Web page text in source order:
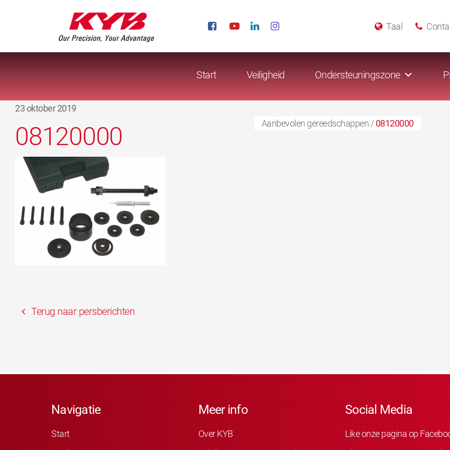
Taal
Start Veiligheid Ondersteuningszone
Aanbevolen gereedschappen /08120000
23 oktober 2019
08120000
Terug naar persberichten
Navigatie
Start
Meer info
Over KYB
Social Media
Like onze pagina op